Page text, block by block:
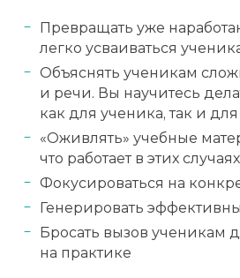
Превращать уже
легко усваиваться
Объяснять ученикам
и речи. Вы научитесь
как для ученика, так и для
«Оживлять» учебные
что работает в этих
Фокусироваться на
Генерировать
Бросать вызов ученикам
на практике